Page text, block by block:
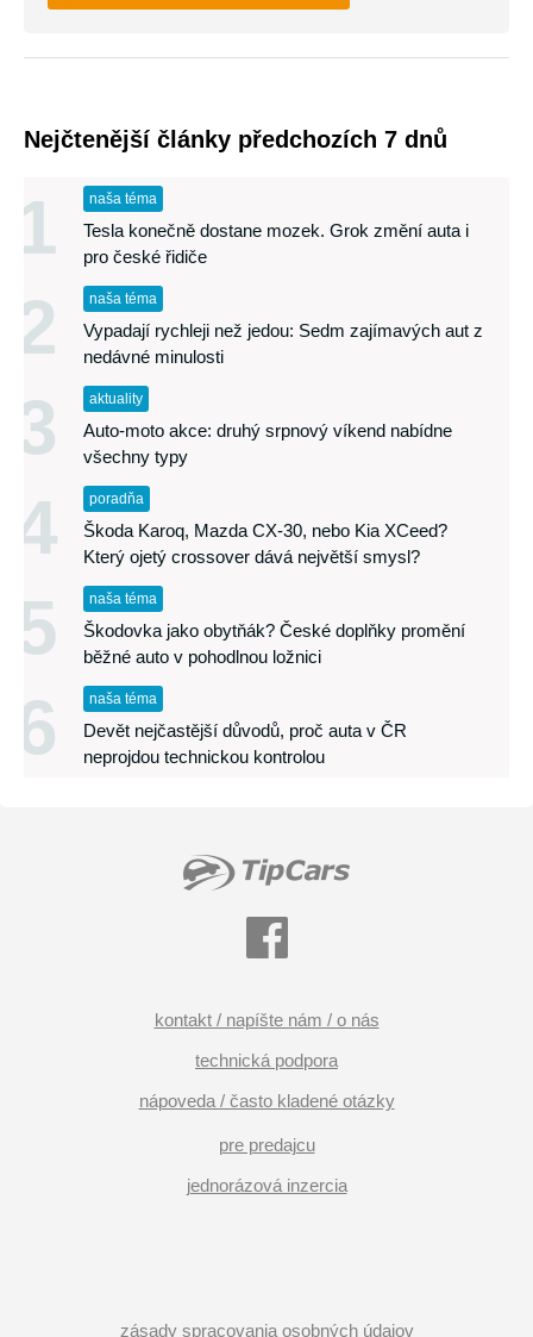
Nejčtenější články předchozích 7 dnů
1 naša téma
Tesla konečně dostane mozek. Grok změní auta i
pro české řidiče
2 naša téma
Vypadají rychleji než jedou: Sedm zajímavých aut z
nedávné minulosti
3 aktuality
Auto-moto akce: druhý srpnový víkend nabídne
všechny typy
4 poradňa
Škoda Karoq, Mazda CX-30, nebo Kia XCeed?
Který ojetý crossover dává největší smysl?
5 naša téma
Škodovka jako obytňák? České doplňky promění
běžné auto v pohodlnou ložnici
6 naša téma
Devět nejčastější důvodů, proč auta v ČR
neprojdou technickou kontrolou
kontakt / napíšte nám / o nás
technická podpora
nápoveda / často kladené otázky
pre predajcu
jednorázová inzercia
zásady spracovania osobných údajov